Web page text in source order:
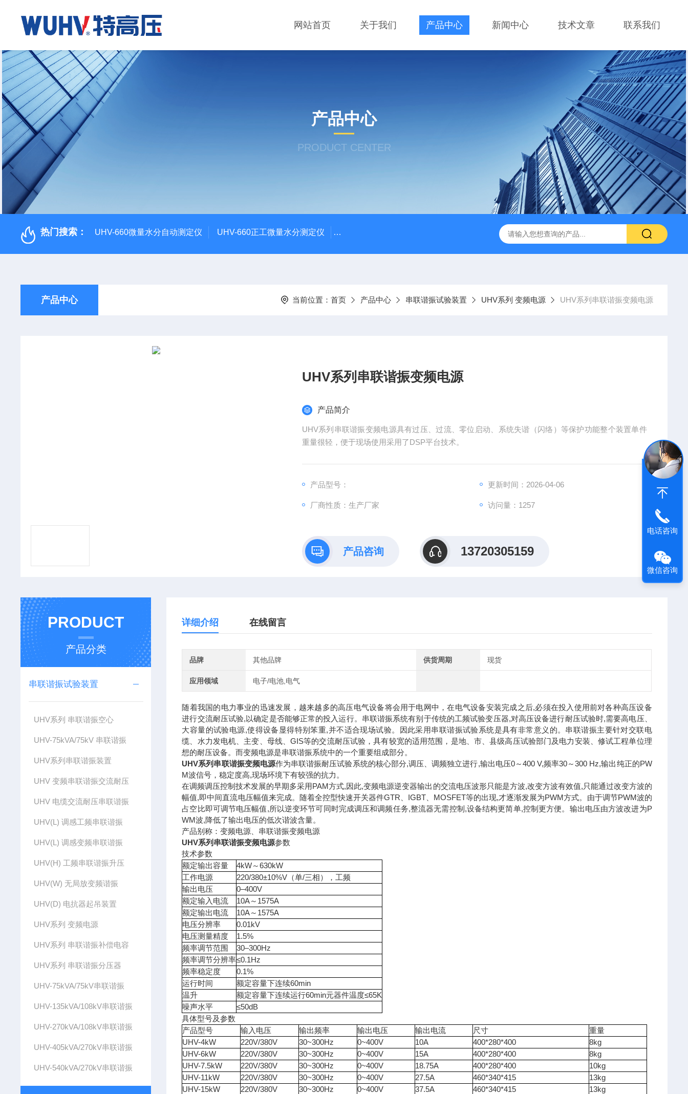
网站首页 关于我们 产品中心 新闻中心 技术文章 联系我们
产品中心
PRODUCT CENTER
热门搜索： UHV-660微量水分自动测定仪 UHV-660正工微量水分测定仪 UHV-998 漏电保护器测试仪 高压系列 工频耐压试验装置 UHV-2000A局部放电测试仪高
产品中心 当前位置： 首页 产品中心 串联谐振试验装置 UHV系列 变频电源 UHV系列串联谐振变频电源
UHV系列串联谐振变频电源
产品简介
UHV系列串联谐振变频电源具有过压、过流、零位启动、系统失谐（闪络）等保护功能整个装置单件
重量很轻，便于现场使用采用了DSP平台技术。
产品型号： 更新时间：2026-04-06
厂商性质：生产厂家 访问量：1257
产品咨询 13720305159
PRODUCT
产品分类
串联谐振试验装置
UHV系列 串联谐振空心
UHV-75kVA/75kV 串联谐振
UHV系列串联谐振装置
UHV 变频串联谐振交流耐压
UHV 电缆交流耐压串联谐振
UHV(L) 调感工频串联谐振
UHV(L) 调感变频串联谐振
UHV(H) 工频串联谐振升压
UHV(W) 无局放变频谐振
UHV(D) 电抗器起吊装置
UHV系列 变频电源
UHV系列 串联谐振补偿电容
UHV系列 串联谐振分压器
UHV-75kVA/75kV串联谐振
UHV-135kVA/108kV串联谐振
UHV-270kVA/108kV串联谐振
UHV-405kVA/270kV串联谐振
UHV-540kVA/270kV串联谐振
详细介绍 在线留言
品牌 其他品牌 供货周期 现货
应用领域 电子/电池,电气
随着我国的电力事业的迅速发展，越来越多的高压电气设备将会用于电网中，在电气设备安装完成之后,必须在投入使用前对各种高压设备
进行交流耐压试验,以确定是否能够正常的投入运行。串联谐振系统有别于传统的工频试验变压器,对高压设备进行耐压试验时,需要高电压、
大容量的试验电源,使得设备显得特别笨重,并不适合现场试验。因此采用串联谐振试验系统是具有非常意义的。串联谐振主要针对交联电
缆、水力发电机、主变、母线、GIS等的交流耐压试验，具有较宽的适用范围，是地、市、县级高压试验部门及电力安装、修试工程单位理
想的耐压设备。而变频电源是串联谐振系统中的一个重要组成部分。
UHV系列串联谐振变频电源作为串联谐振耐压试验系统的核心部分,调压、调频独立进行,输出电压0～400 V,频率30～300 Hz,输出纯正的PW
M波信号，稳定度高,现场环境下有较强的抗力。
在调频调压控制技术发展的早期多采用PAM方式,因此,变频电源逆变器输出的交流电压波形只能是方波,改变方波有效值,只能通过改变方波的
幅值,即中间直流电压幅值来完成。随着全控型快速开关器件GTR、IGBT、MOSFET等的出现,才逐渐发展为PWM方式。由于调节PWM波的
占空比即可调节电压幅值,所以逆变环节可同时完成调压和调频任务,整流器无需控制,设备结构更简单,控制更方便。输出电压由方波改进为P
WM波,降低了输出电压的低次谐波含量。
产品别称：变频电源、串联谐振变频电源
UHV系列串联谐振变频电源参数
技术参数
额定输出容量
4kW～630kW
工作电源
220/380±10%V（单/三相），工频
输出电压
0–400V
额定输入电流
10A～1575A
额定输出电流
10A～1575A
电压分辨率
0.01kV
电压测量精度
1.5%
频率调节范围
30–300Hz
频率调节分辨率≤0.1Hz
频率稳定度
0.1%
运行时间
额定容量下连续60min
温升
额定容量下连续运行60min元器件温度≤65K
噪声水平
≤50dB
具体型号及参数
产品型号
输入电压 输出频率 输出电压 输出电流 尺寸
重量
UHV-4kW
220V/380V 30~300Hz 0~400V 10A 400*280*400
8kg
UHV-6kW
220V/380V 30~300Hz 0~400V 15A 400*280*400
8kg
UHV-7.5kW
220V/380V 30~300Hz 0~400V 18.75A 400*280*400
10kg
UHV-11kW
220V/380V 30~300Hz 0~400V 27.5A 460*340*415
13kg
UHV-15kW
220V/380V 30~300Hz 0~400V 37.5A 460*340*415
13kg
电话咨询
微信咨询